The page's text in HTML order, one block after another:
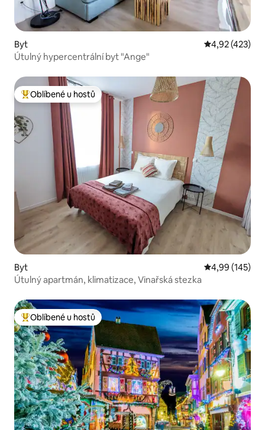
Byt Průměrné
4,92 (423)
Útulný hypercentrální byt "Ange"
Nejlepší v kategorii Oblíbené u hostů
Oblíbené u hostů
Byt Průměrné
4,99 (145)
Útulný apartmán, klimatizace, Vinařská stezka
Nejlepší v kategorii Oblíbené u hostů
Oblíbené u hostů